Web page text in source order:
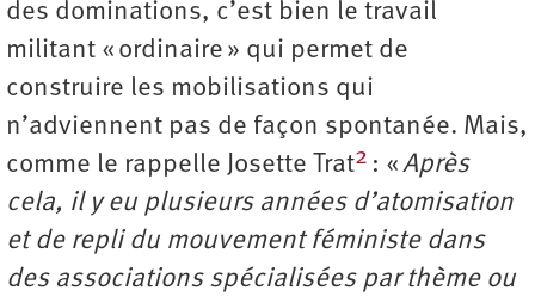
des dominations, c’est bien le travail
militant « ordinaire » qui permet de
construire les mobilisations qui
n’adviennent pas de façon spontanée. Mais,
comme le rappelle Josette Trat2 : «Après
cela, il y eu plusieurs années d’atomisation
et de repli du mouvement féministe dans
des associations spécialisées par thème ou